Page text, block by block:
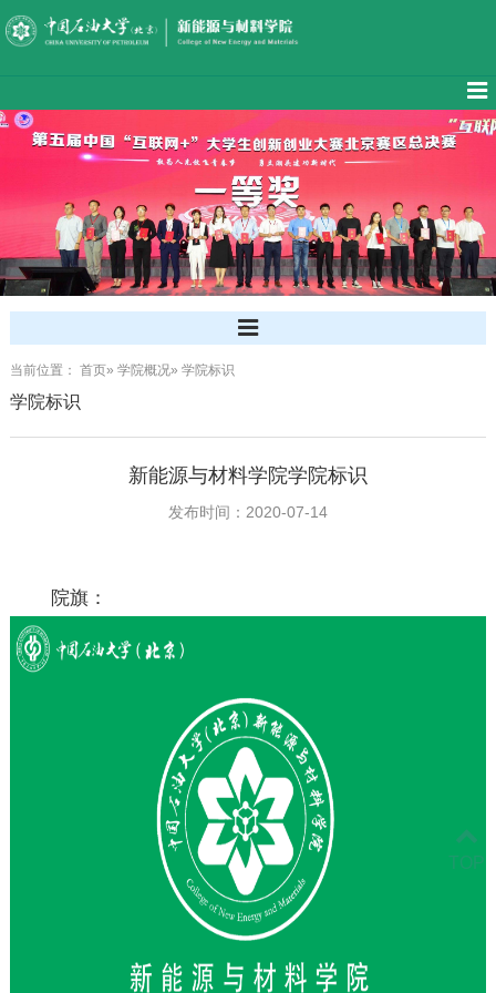
当前位置： 首页» 学院概况» 学院标识
学院标识
新能源与材料学院学院标识
发布时间：2020-07-14
院旗：
TOP